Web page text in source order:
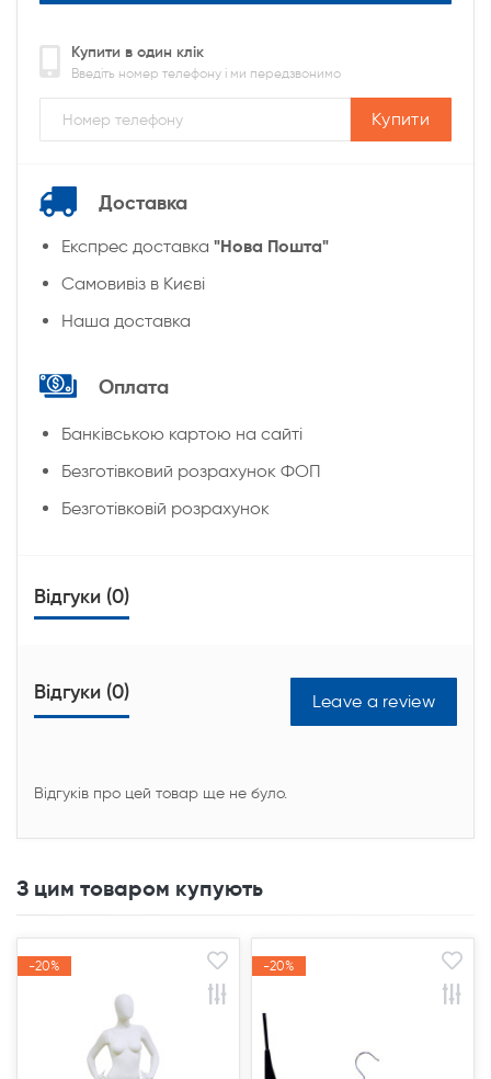
Купити в один клік
Введіть номер телефону і ми передзвонимо
Купити
Доставка
Експрес доставка "Нова Пошта"
Cамовивіз в Києві
Наша доставка
Оплата
Банківською картою на сайті
Безготівковий розрахунок ФОП
Безготівковій розрахунок
Відгуки (0)
Відгуки (0) Leave a review
Відгуків про цей товар ще не було.
З цим товаром купують
-20%
-20% -20%
-20%